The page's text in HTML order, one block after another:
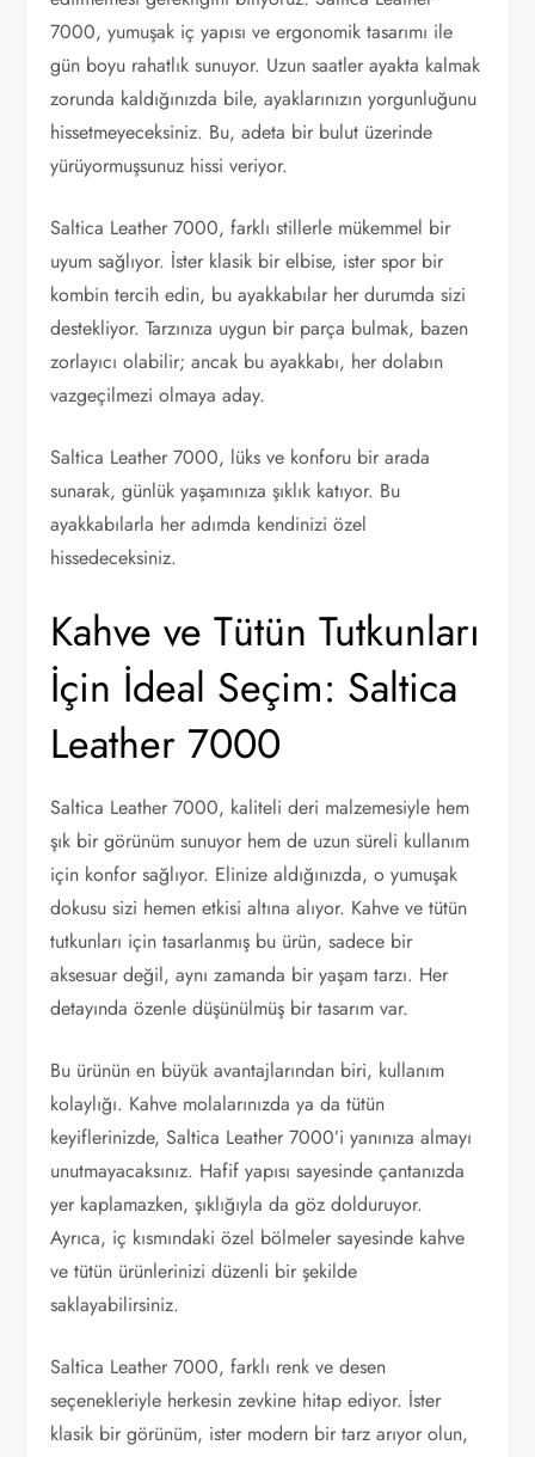
7000, yumuşak iç yapısı ve ergonomik tasarımı ile
gün boyu rahatlık sunuyor. Uzun saatler ayakta kalmak
zorunda kaldığınızda bile, ayaklarınızın yorgunluğunu
hissetmeyeceksiniz. Bu, adeta bir bulut üzerinde
yürüyormuşsunuz hissi veriyor.
Saltica Leather 7000, farklı stillerle mükemmel bir
uyum sağlıyor. İster klasik bir elbise, ister spor bir
kombin tercih edin, bu ayakkabılar her durumda sizi
destekliyor. Tarzınıza uygun bir parça bulmak, bazen
zorlayıcı olabilir; ancak bu ayakkabı, her dolabın
vazgeçilmezi olmaya aday.
Saltica Leather 7000, lüks ve konforu bir arada
sunarak, günlük yaşamınıza şıklık katıyor. Bu
ayakkabılarla her adımda kendinizi özel
hissedeceksiniz.
Kahve ve Tütün Tutkunları
İçin İdeal Seçim: Saltica
Leather 7000
Saltica Leather 7000, kaliteli deri malzemesiyle hem
şık bir görünüm sunuyor hem de uzun süreli kullanım
için konfor sağlıyor. Elinize aldığınızda, o yumuşak
dokusu sizi hemen etkisi altına alıyor. Kahve ve tütün
tutkunları için tasarlanmış bu ürün, sadece bir
aksesuar değil, aynı zamanda bir yaşam tarzı. Her
detayında özenle düşünülmüş bir tasarım var.
Bu ürünün en büyük avantajlarından biri, kullanım
kolaylığı. Kahve molalarınızda ya da tütün
keyiflerinizde, Saltica Leather 7000’i yanınıza almayı
unutmayacaksınız. Hafif yapısı sayesinde çantanızda
yer kaplamazken, şıklığıyla da göz dolduruyor.
Ayrıca, iç kısmındaki özel bölmeler sayesinde kahve
ve tütün ürünlerinizi düzenli bir şekilde
saklayabilirsiniz.
Saltica Leather 7000, farklı renk ve desen
seçenekleriyle herkesin zevkine hitap ediyor. İster
klasik bir görünüm, ister modern bir tarz arıyor olun,